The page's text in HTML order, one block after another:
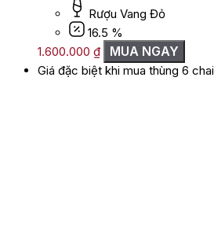
Rượu Vang Đỏ
16.5 %
1.600.000 ₫ MUA NGAY
Giá đặc biệt khi mua thùng 6 chai